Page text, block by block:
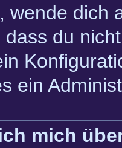
wende dich
du
ein
mich